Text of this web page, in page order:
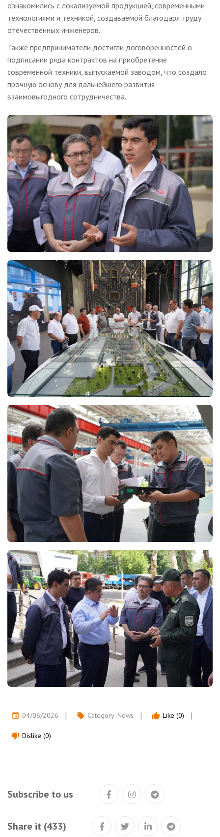
ознакомились с локализуемой продукцией, современными
технологиями и техникой, создаваемой благодаря труду
отечественных инженеров.
Также предприниматели достигли договоренностей о
подписании ряда контрактов на приобретение
современной техники, выпускаемой заводом, что создало
прочную основу для дальнейшего развития
взаимовыгодного сотрудничества.
event 04/06/2026 local_offer Category: News thumb_up Like (0)
thumb_down Dislike (0)
Subscribe to us
Share it (433)